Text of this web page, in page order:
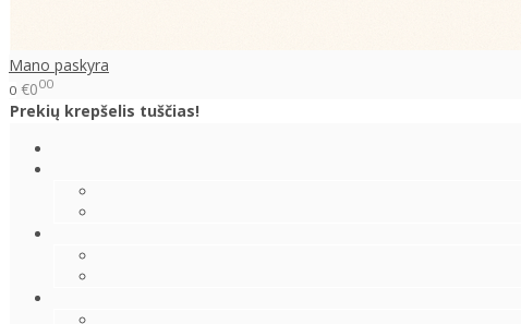
Mano paskyra
0 €000
Prekių krepšelis tuščias!